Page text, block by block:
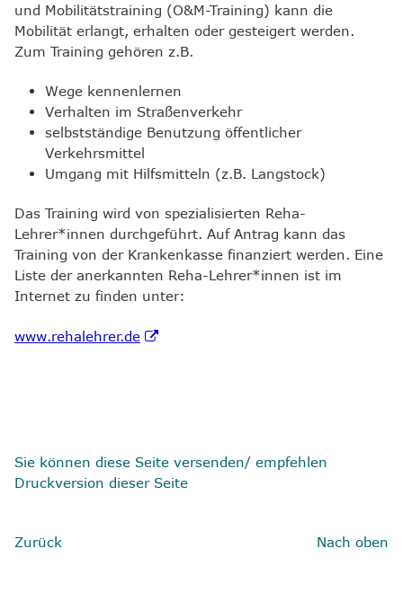
7
Presse
8
Kontakt
und Mobilitätstraining (O&M-Training) kann die
Mobilität erlangt, erhalten oder gesteigert werden.
Zum Training gehören z.B.
Wege kennenlernen
Verhalten im Straßenverkehr
selbstständige Benutzung öffentlicher
Verkehrsmittel
Umgang mit Hilfsmitteln (z.B. Langstock)
Das Training wird von spezialisierten Reha-
Lehrer*innen durchgeführt. Auf Antrag kann das
Training von der Krankenkasse finanziert werden. Eine
Liste der anerkannten Reha-Lehrer*innen ist im
Internet zu finden unter:
www.rehalehrer.de
Sie können diese Seite versenden/ empfehlen
Druckversion dieser Seite
Zurück Nach oben